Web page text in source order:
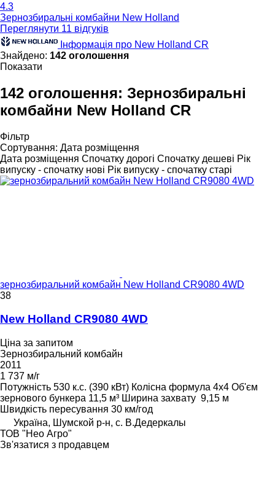
4.3
Зернозбиральні комбайни New Holland
Переглянути 11 відгуків
Інформація про New Holland CR
Знайдено: 142 оголошення
Показати
142 оголошення: Зернозбиральні
комбайни New Holland CR
Фільтр
Сортування: Дата розміщення
Дата розміщення Спочатку дорогі Спочатку дешеві Рік
випуску - спочатку нові Рік випуску - спочатку старі
зернозбиральний комбайн New Holland CR9080 4WD
38
New Holland CR9080 4WD
Ціна за запитом
Зернозбиральний комбайн
2011
1 737 м/г
Потужність 530 к.с. (390 кВт) Колісна формула 4x4 Об'єм
зернового бункера 11,5 м³ Ширина захвату 9,15 м
Швидкість пересування 30 км/год
Україна, Шумской р-н, с. В.Дедеркалы
ТОВ "Нео Агро"
Зв'язатися з продавцем